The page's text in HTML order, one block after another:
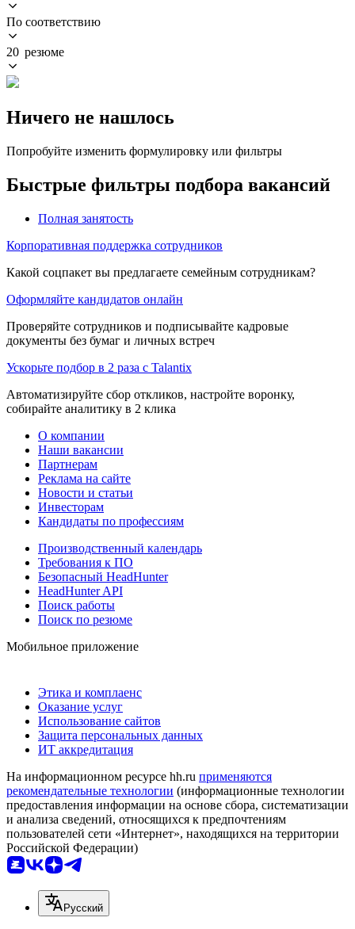
По соответствию
20 резюме
Ничего не нашлось
Попробуйте изменить формулировку или фильтры
Быстрые фильтры подбора вакансий
Полная занятость
Корпоративная поддержка сотрудников
Какой соцпакет вы предлагаете семейным сотрудникам?
Оформляйте кандидатов онлайн
Проверяйте сотрудников и подписывайте кадровые
документы без бумаг и личных встреч
Ускорьте подбор в 2 раза с Talantix
Автоматизируйте сбор откликов, настройте воронку,
собирайте аналитику в 2 клика
О компании
Наши вакансии
Партнерам
Реклама на сайте
Новости и статьи
Инвесторам
Кандидаты по профессиям
Производственный календарь
Требования к ПО
Безопасный HeadHunter
HeadHunter API
Поиск работы
Поиск по резюме
Мобильное приложение
Этика и комплаенс
Оказание услуг
Использование сайтов
Защита персональных данных
ИТ аккредитация
На информационном ресурсе hh.ru применяются
рекомендательные технологии (информационные технологии
предоставления информации на основе сбора, систематизации
и анализа сведений, относящихся к предпочтениям
пользователей сети «Интернет», находящихся на территории
Российской Федерации)
Русский